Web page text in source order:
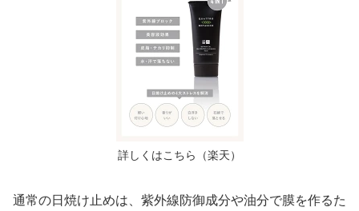
詳しくはこちら（楽天）
通常の日焼け止めは、紫外線防御成分や油分で膜を作るた